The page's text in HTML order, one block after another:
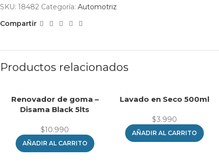
SKU: 18482 Categoría: Automotriz
Compartir
Productos relacionados
Renovador de goma –
Disama Black 5lts
$10.990
AÑADIR AL CARRITO
Lavado en Seco 500ml
$3.990
AÑADIR AL CARRITO